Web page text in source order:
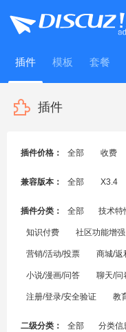
插件 模板 套餐
WitFrame
插件
插件价格： 全部 收费
兼容版本： 全部 X3.4
插件分类： 全部 技术特
知识付费 社区功能增强
营销/活动/投票 商城/返
小说/漫画/问答 聊天/问
注册/登录/安全验证 教
二级分类： 全部 分类信